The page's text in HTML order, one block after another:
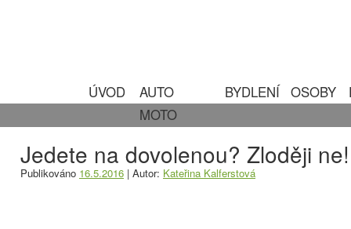
ÚVOD
AUTO
MOTO
BYDLENÍ OSOBY
Jedete na dovolenou? Zloději ne!
Publikováno 16.5.2016 | Autor: Kateřina Kalferstová